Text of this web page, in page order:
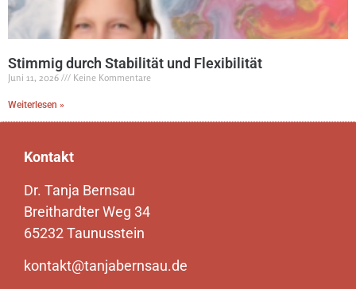
Stimmig durch Stabilität und Flexibilität
Juni 11, 2026 Keine Kommentare
Weiterlesen »
Kontakt
Dr. Tanja Bernsau
Breithardter Weg 34
65232 Taunusstein
kontakt@tanjabernsau.de